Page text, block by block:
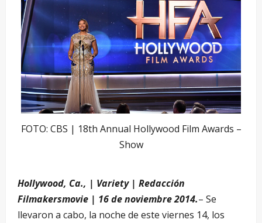
FOTO: CBS | 18th Annual Hollywood Film Awards –
Show
Hollywood, Ca., | Variety | Redacción
Filmakersmovie | 16 de noviembre 2014.– Se
llevaron a cabo, la noche de este viernes 14, los